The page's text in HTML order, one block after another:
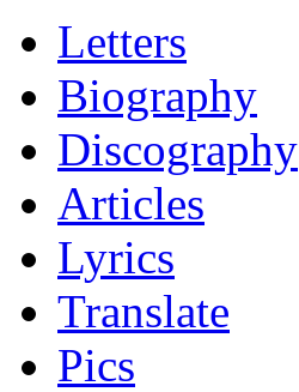
Letters
Biography
Discography
Articles
Lyrics
Translate
Pics